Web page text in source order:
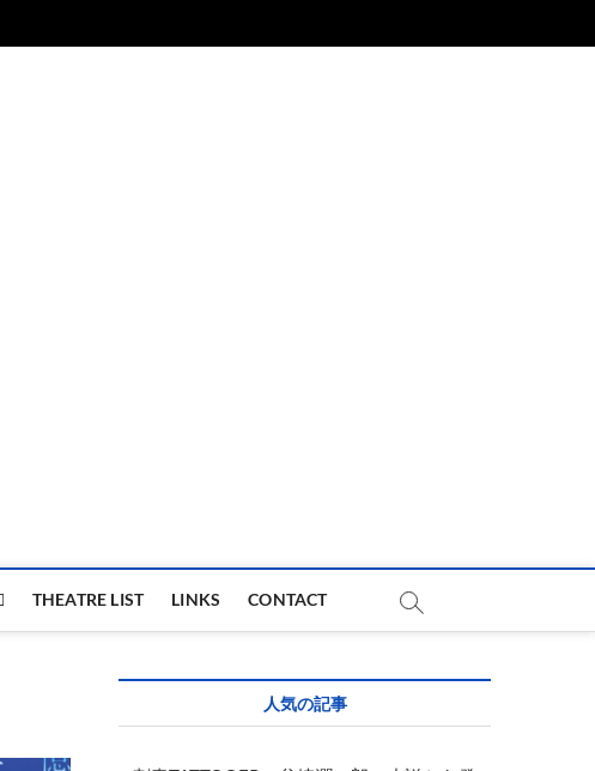
THEATRE LIST LINKS CONTACT
人気の記事